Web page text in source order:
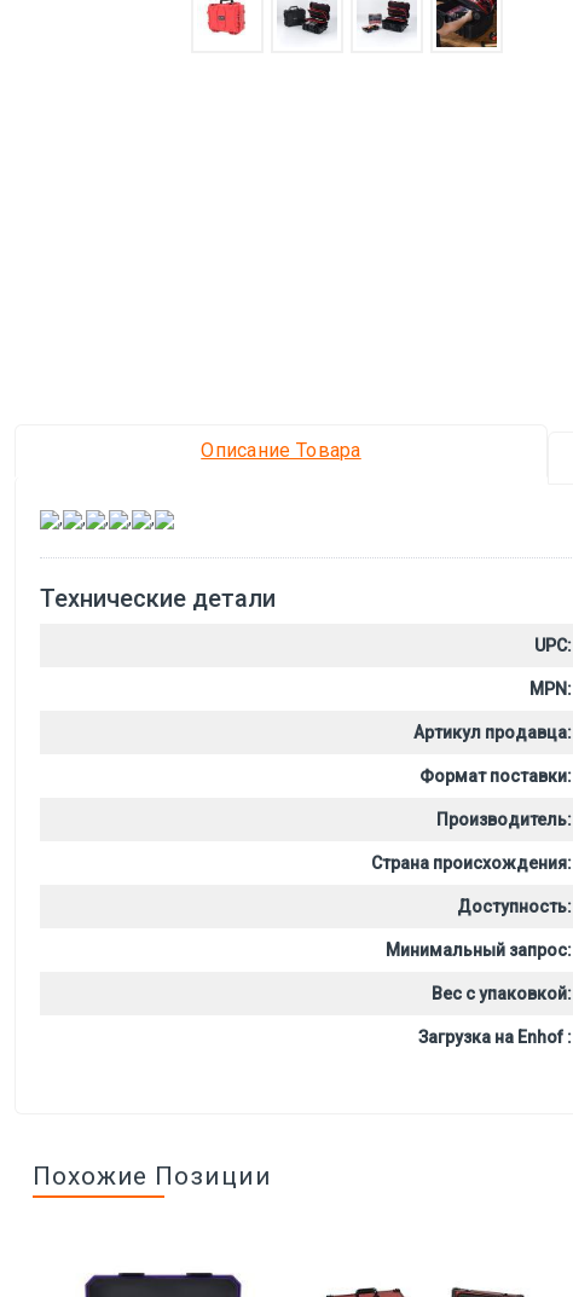
Описание Товара
, , , , ,
Технические детали
UPC:
MPN:
Артикул продавца:
Формат поставки:
Производитель:
Страна происхождения:
Доступность:
Минимальный запрос:
Вес с упаковкой:
Загрузка на Enhof :
Похожие Позиции